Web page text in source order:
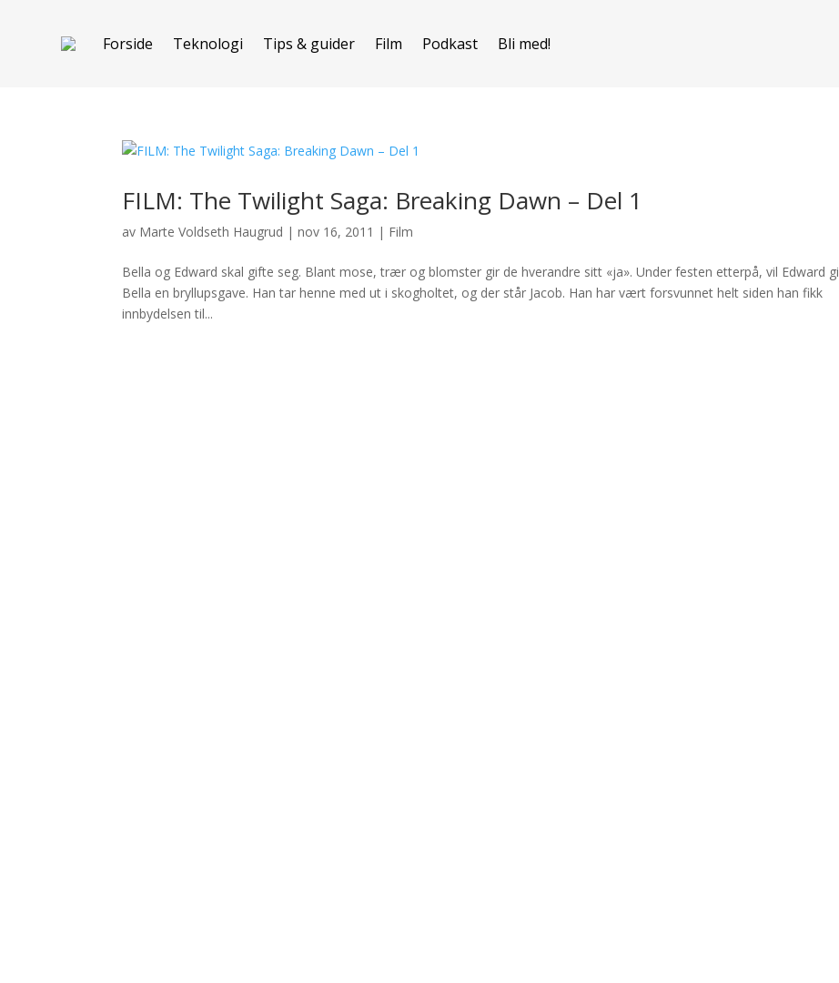
Forside Teknologi Tips & guider Film Podkast Bli med!
FILM: The Twilight Saga: Breaking Dawn – Del 1
av Marte Voldseth Haugrud |nov 16, 2011 | Film
Bella og Edward skal gifte seg. Blant mose, trær og blomster gir de hverandre sitt «ja». Under festen etterpå, vil Edward gi
Bella en bryllupsgave. Han tar henne med ut i skogholtet, og der står Jacob. Han har vært forsvunnet helt siden han fikk
innbydelsen til...